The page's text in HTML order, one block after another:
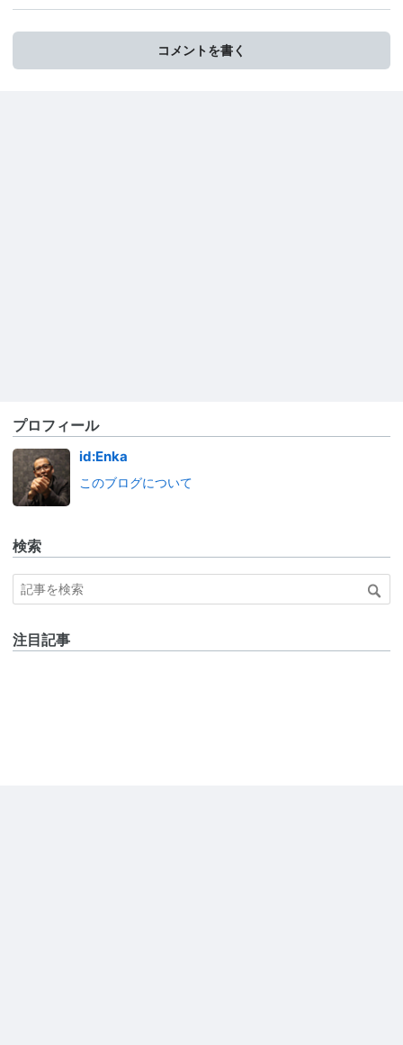
コメントを書く
プロフィール
id:Enka
このブログについて
検索
注目記事